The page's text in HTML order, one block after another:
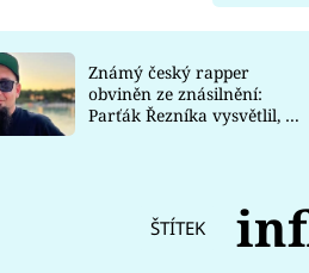
Známý český rapper
obviněn ze znásilnění:
Parťák Řezníka vysvětlil, co
ŠTÍTEK